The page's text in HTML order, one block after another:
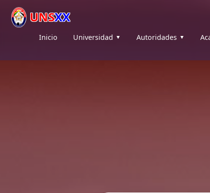
UNSXX
Inicio Universidad Autoridades